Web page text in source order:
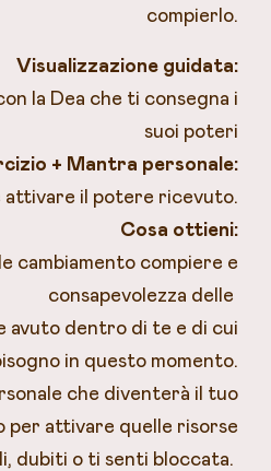
compierlo.
Visualizzazione guidata:
la Dea che ti consegna i
suoi poteri
+ Mantra personale:
attivare il potere ricevuto.
Cosa ottieni:
cambiamento compiere e
consapevolezza delle
avuto dentro di te e di cui
in questo momento.
che diventerà il tuo
per attivare quelle risorse
dubiti o ti senti bloccata.